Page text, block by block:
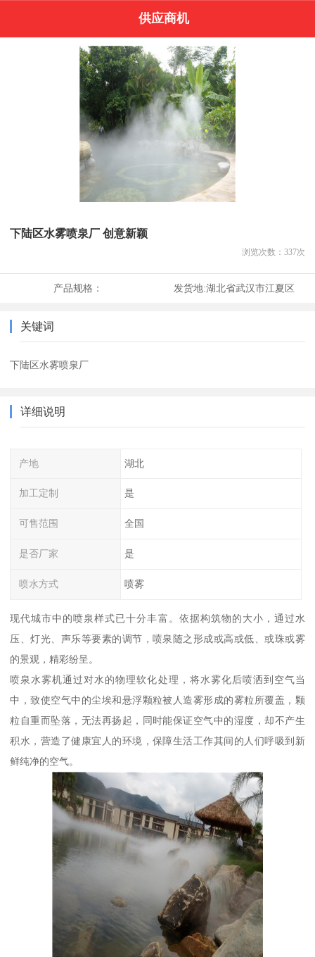
供应商机
下陆区水雾喷泉厂 创意新颖
浏览次数： 337次
产品规格： 发货地:湖北省武汉市江夏区
关键词
下陆区水雾喷泉厂
详细说明
产地 湖北
加工定制 是
可售范围 全国
是否厂家 是
喷水方式 喷雾
现代城市中的喷泉样式已十分丰富。依据构筑物的大小，通过水
压、灯光、声乐等要素的调节，喷泉随之形成或高或低、或珠或雾
的景观，精彩纷呈。
喷泉水雾机通过对水的物理软化处理，将水雾化后喷洒到空气当
中，致使空气中的尘埃和悬浮颗粒被人造雾形成的雾粒所覆盖，颗
粒自重而坠落，无法再扬起，同时能保证空气中的湿度，却不产生
积水，营造了健康宜人的环境，保障生活工作其间的人们呼吸到新
鲜纯净的空气。